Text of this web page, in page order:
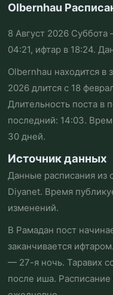
Olbernhau
8 Август 2026
04:21, ифтар в 18:24.
Olbernhau находится в
2026 длится с 18
Длительность поста в
последний: 14:03.
30 дней.
Источник данных
Данные расписания из
Diyanet. Время
изменений.
В Рамадан пост
заканчивается
— 27-я ночь. Таравих
после иша.